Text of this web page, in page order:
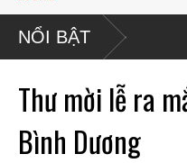
NỔI BẬT
Thư mời lễ ra
Bình Dương